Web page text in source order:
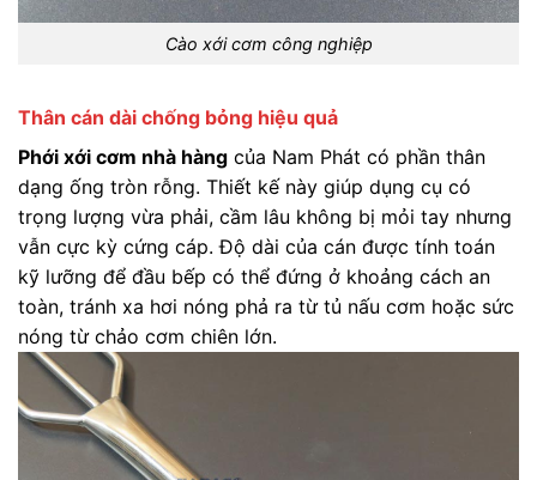
Cào xới cơm công nghiệp
Thân cán dài chống bỏng hiệu quả
Phới xới cơm nhà hàng của Nam Phát có phần thân
dạng ống tròn rỗng. Thiết kế này giúp dụng cụ có
trọng lượng vừa phải, cầm lâu không bị mỏi tay nhưng
vẫn cực kỳ cứng cáp. Độ dài của cán được tính toán
kỹ lưỡng để đầu bếp có thể đứng ở khoảng cách an
toàn, tránh xa hơi nóng phả ra từ tủ nấu cơm hoặc sức
nóng từ chảo cơm chiên lớn.